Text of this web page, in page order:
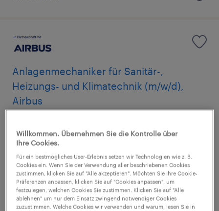
Anlagenmechaniker für Sanitär-,
Heizungs- und Klimatechnik (m/w/d),
Airbus
Arbeitnehmerüberlassung
€17,65 - €22,97 pro Stunde
Industrie und Handwerk
2. August 2026
Willkommen. Übernehmen Sie die Kontrolle über
Ihre Cookies.
Für ein bestmögliches User-Erlebnis setzen wir Technologien wie z. B.
Cookies ein. Wenn Sie der Verwendung aller beschriebenen Cookies
zustimmen, klicken Sie auf "Alle akzeptieren". Möchten Sie Ihre Cookie-
Präferenzen anpassen, klicken Sie auf "Cookies anpassen", um
festzulegen, welchen Cookies Sie zustimmen. Klicken Sie auf "Alle
ablehnen" um nur dem Einsatz zwingend notwendiger Cookies
zuzustimmen. Welche Cookies wir verwenden und warum, lesen Sie in